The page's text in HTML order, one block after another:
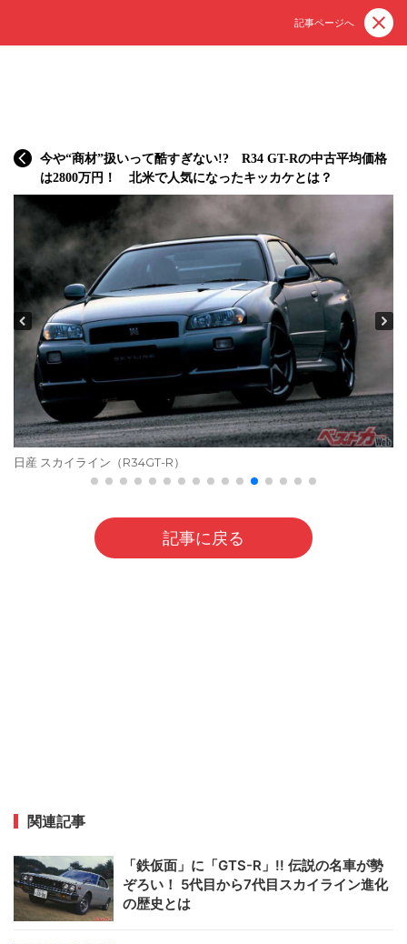
記事ページへ
今や“商材”扱いって酷すぎない!? R34 GT-Rの中古平均価格
は2800万円！ 北米で人気になったキッカケとは？
日産 スカイライン（R34GT-R）
記事に戻る
関連記事
「鉄仮面」に「GTS-R」!! 伝説の名車が勢
ぞろい！ 5代目から7代目スカイライン進化
の歴史とは